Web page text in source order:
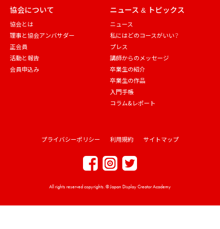
協会について
協会とは
理事と協会アンバサダー
正会員
活動と報告
会員申込み
ニュース & トピックス
ニュース
私にはどのコースがいい？
プレス
講師からのメッセージ
卒業生の紹介
卒業生の作品
入門手帳
コラム&レポート
プライバシーポリシー 利用規約 サイトマップ
All rights reserved copyrights. © Japan Display Creator Academy